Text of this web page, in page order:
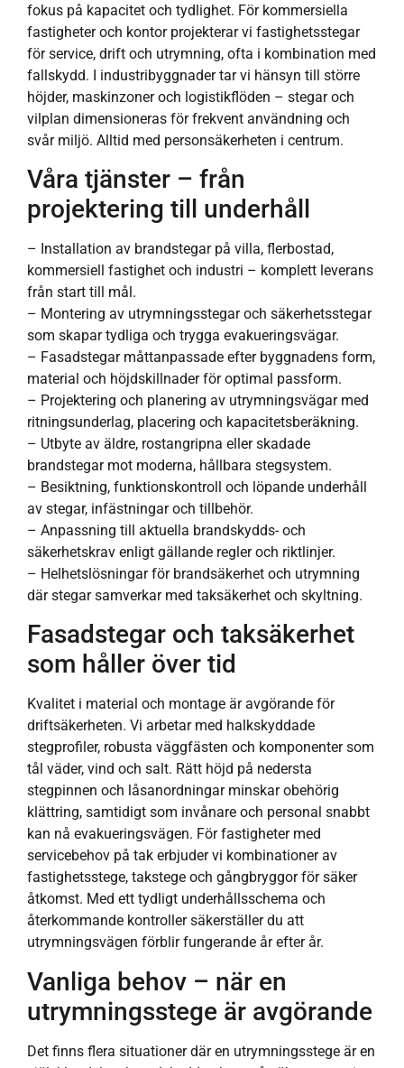
fokus på kapacitet och tydlighet. För kommersiella
fastigheter och kontor projekterar vi fastighetsstegar
för service, drift och utrymning, ofta i kombination med
fallskydd. I industribyggnader tar vi hänsyn till större
höjder, maskinzoner och logistikflöden – stegar och
vilplan dimensioneras för frekvent användning och
svår miljö. Alltid med personsäkerheten i centrum.
Våra tjänster – från
projektering till underhåll
– Installation av brandstegar på villa, flerbostad,
kommersiell fastighet och industri – komplett leverans
från start till mål.
– Montering av utrymningsstegar och säkerhetsstegar
som skapar tydliga och trygga evakueringsvägar.
– Fasadstegar måttanpassade efter byggnadens form,
material och höjdskillnader för optimal passform.
– Projektering och planering av utrymningsvägar med
ritningsunderlag, placering och kapacitetsberäkning.
– Utbyte av äldre, rostangripna eller skadade
brandstegar mot moderna, hållbara stegsystem.
– Besiktning, funktionskontroll och löpande underhåll
av stegar, infästningar och tillbehör.
– Anpassning till aktuella brandskydds- och
säkerhetskrav enligt gällande regler och riktlinjer.
– Helhetslösningar för brandsäkerhet och utrymning
där stegar samverkar med taksäkerhet och skyltning.
Fasadstegar och taksäkerhet
som håller över tid
Kvalitet i material och montage är avgörande för
driftsäkerheten. Vi arbetar med halkskyddade
stegprofiler, robusta väggfästen och komponenter som
tål väder, vind och salt. Rätt höjd på nedersta
stegpinnen och låsanordningar minskar obehörig
klättring, samtidigt som invånare och personal snabbt
kan nå evakueringsvägen. För fastigheter med
servicebehov på tak erbjuder vi kombinationer av
fastighetsstege, takstege och gångbryggor för säker
åtkomst. Med ett tydligt underhållsschema och
återkommande kontroller säkerställer du att
utrymningsvägen förblir fungerande år efter år.
Vanliga behov – när en
utrymningsstege är avgörande
Det finns flera situationer där en utrymningsstege är en